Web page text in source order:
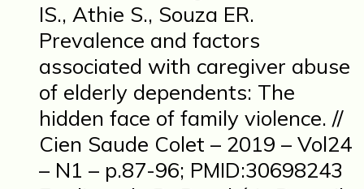
IS., Athie S., Souza ER.
Prevalence and factors
associated with caregiver abuse
of elderly dependents: The
hidden face of family violence. //
Cien Saude Colet – 2019 – Vol24
– N1 – p.87-96; PMID:30698243